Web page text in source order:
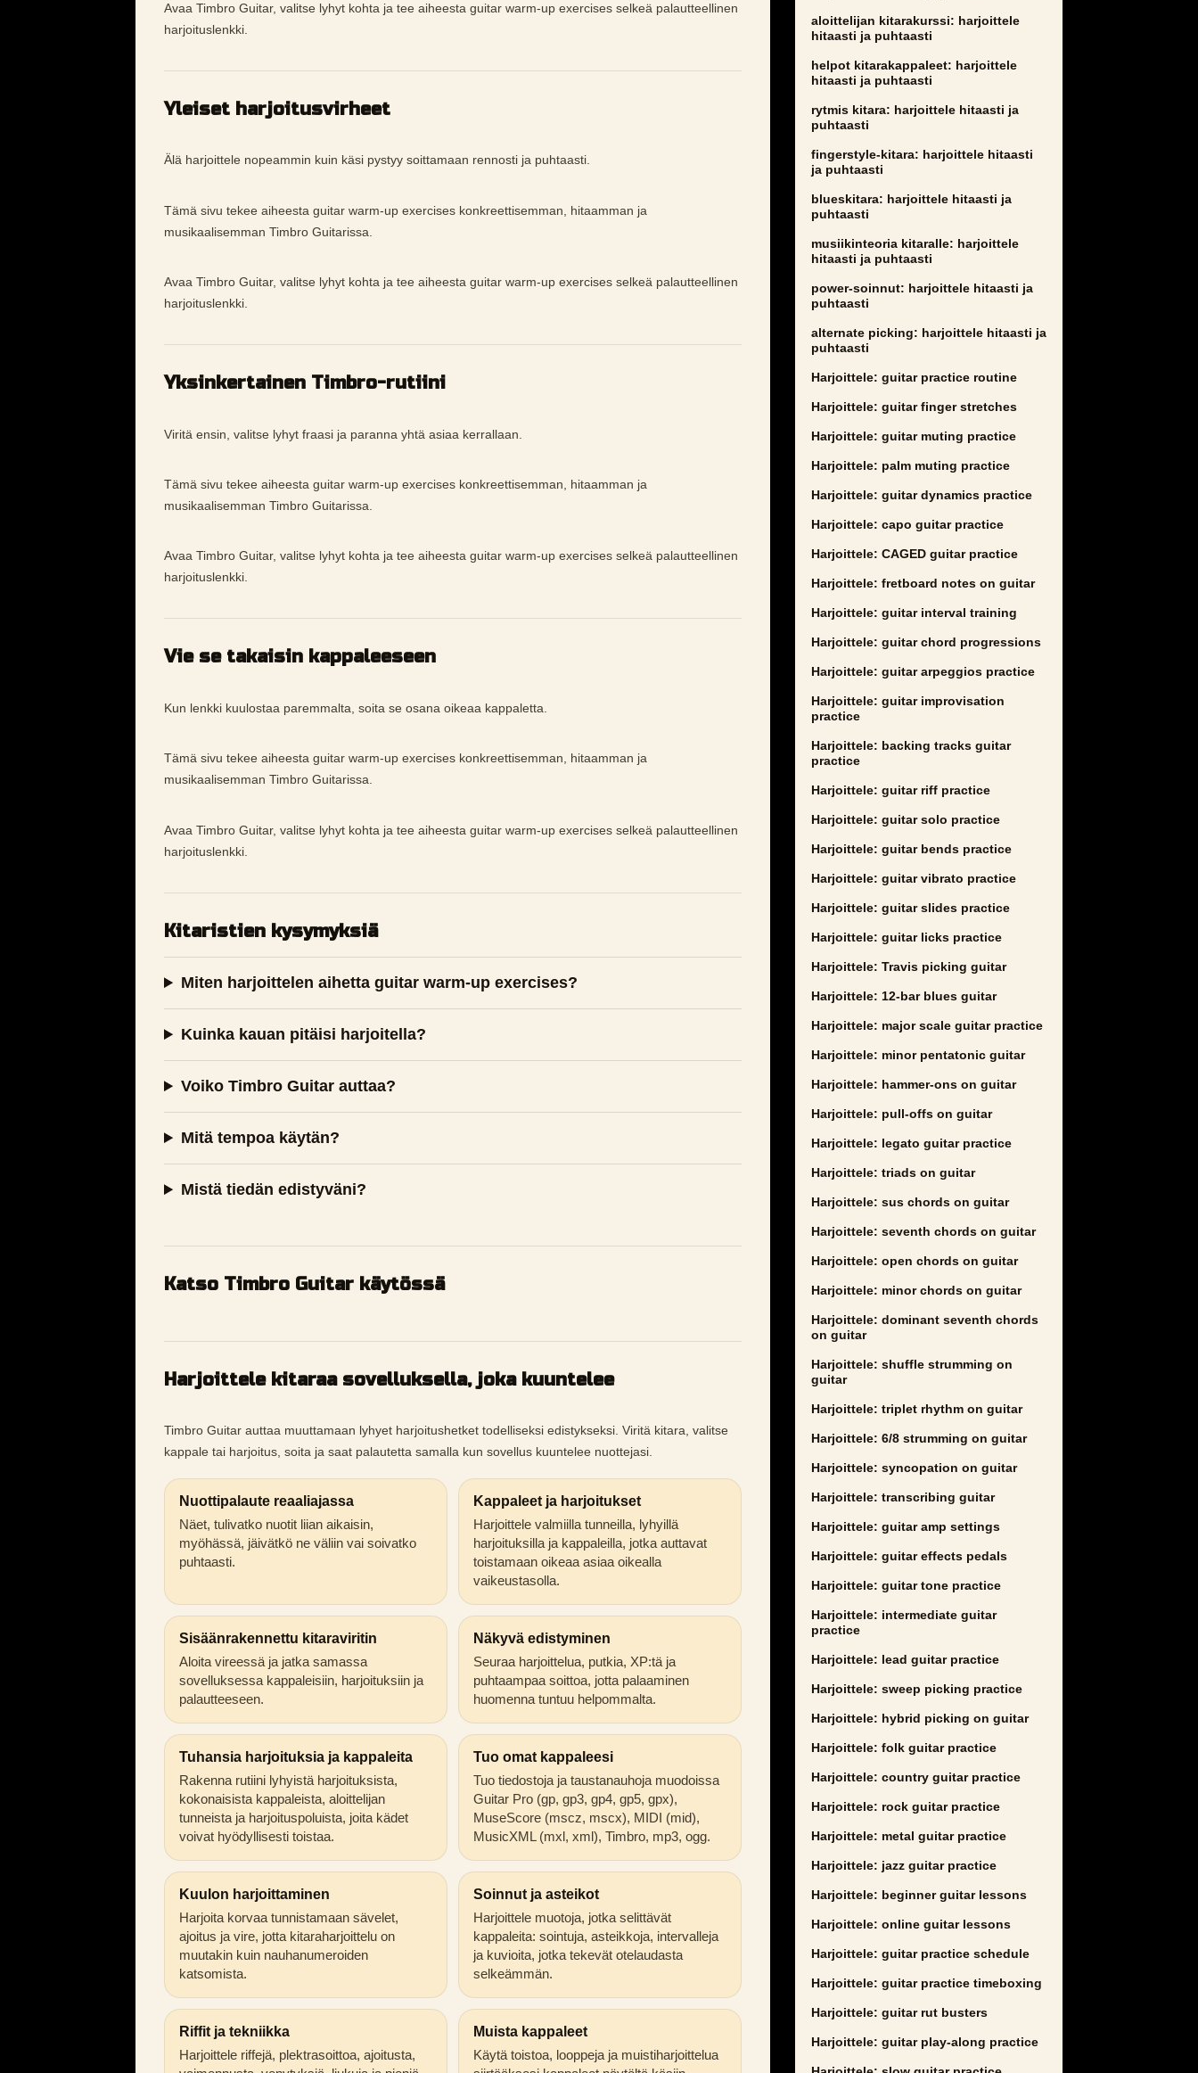
Avaa Timbro Guitar, valitse lyhyt kohta ja tee aiheesta guitar warm-up exercises selkeä palautteellinen
harjoituslenkki.
Yleiset harjoitusvirheet
Älä harjoittele nopeammin kuin käsi pystyy soittamaan rennosti ja puhtaasti.
Tämä sivu tekee aiheesta guitar warm-up exercises konkreettisemman, hitaamman ja
musikaalisemman Timbro Guitarissa.
Avaa Timbro Guitar, valitse lyhyt kohta ja tee aiheesta guitar warm-up exercises selkeä palautteellinen
harjoituslenkki.
Yksinkertainen Timbro-rutiini
Viritä ensin, valitse lyhyt fraasi ja paranna yhtä asiaa kerrallaan.
Tämä sivu tekee aiheesta guitar warm-up exercises konkreettisemman, hitaamman ja
musikaalisemman Timbro Guitarissa.
Avaa Timbro Guitar, valitse lyhyt kohta ja tee aiheesta guitar warm-up exercises selkeä palautteellinen
harjoituslenkki.
Vie se takaisin kappaleeseen
Kun lenkki kuulostaa paremmalta, soita se osana oikeaa kappaletta.
Tämä sivu tekee aiheesta guitar warm-up exercises konkreettisemman, hitaamman ja
musikaalisemman Timbro Guitarissa.
Avaa Timbro Guitar, valitse lyhyt kohta ja tee aiheesta guitar warm-up exercises selkeä palautteellinen
harjoituslenkki.
Kitaristien kysymyksiä
Miten harjoittelen aihetta guitar warm-up exercises?
Kuinka kauan pitäisi harjoitella?
Voiko Timbro Guitar auttaa?
Mitä tempoa käytän?
Mistä tiedän edistyväni?
Katso Timbro Guitar käytössä
Harjoittele kitaraa sovelluksella, joka kuuntelee
Timbro Guitar auttaa muuttamaan lyhyet harjoitushetket todelliseksi edistykseksi. Viritä kitara, valitse
kappale tai harjoitus, soita ja saat palautetta samalla kun sovellus kuuntelee nuottejasi.
Nuottipalaute reaaliajassa
Näet, tulivatko nuotit liian aikaisin,
myöhässä, jäivätkö ne väliin vai soivatko
puhtaasti.
Kappaleet ja harjoitukset
Harjoittele valmiilla tunneilla, lyhyillä
harjoituksilla ja kappaleilla, jotka auttavat
toistamaan oikeaa asiaa oikealla
vaikeustasolla.
Sisäänrakennettu kitaraviritin
Aloita vireessä ja jatka samassa
sovelluksessa kappaleisiin, harjoituksiin ja
palautteeseen.
Näkyvä edistyminen
Seuraa harjoittelua, putkia, XP:tä ja
puhtaampaa soittoa, jotta palaaminen
huomenna tuntuu helpommalta.
Tuhansia harjoituksia ja kappaleita
Rakenna rutiini lyhyistä harjoituksista,
kokonaisista kappaleista, aloittelijan
tunneista ja harjoituspoluista, joita kädet
voivat hyödyllisesti toistaa.
Tuo omat kappaleesi
Tuo tiedostoja ja taustanauhoja muodoissa
Guitar Pro (gp, gp3, gp4, gp5, gpx),
MuseScore (mscz, mscx), MIDI (mid),
MusicXML (mxl, xml), Timbro, mp3, ogg.
Kuulon harjoittaminen
Harjoita korvaa tunnistamaan sävelet,
ajoitus ja vire, jotta kitaraharjoittelu on
muutakin kuin nauhanumeroiden
katsomista.
Soinnut ja asteikot
Harjoittele muotoja, jotka selittävät
kappaleita: sointuja, asteikkoja, intervalleja
ja kuvioita, jotka tekevät otelaudasta
selkeämmän.
Riffit ja tekniikka
Harjoittele riffejä, plektrasoittoa, ajoitusta,
Muista kappaleet
Käytä toistoa, looppeja ja muistiharjoittelua
aloittelijan kitarakurssi: harjoittele
hitaasti ja puhtaasti
helpot kitarakappaleet: harjoittele
hitaasti ja puhtaasti
rytmis kitara: harjoittele hitaasti ja
puhtaasti
fingerstyle-kitara: harjoittele hitaasti
ja puhtaasti
blueskitara: harjoittele hitaasti ja
puhtaasti
musiikinteoria kitaralle: harjoittele
hitaasti ja puhtaasti
power-soinnut: harjoittele hitaasti ja
puhtaasti
alternate picking: harjoittele hitaasti ja
puhtaasti
Harjoittele: guitar practice routine
Harjoittele: guitar finger stretches
Harjoittele: guitar muting practice
Harjoittele: palm muting practice
Harjoittele: guitar dynamics practice
Harjoittele: capo guitar practice
Harjoittele: CAGED guitar practice
Harjoittele: fretboard notes on guitar
Harjoittele: guitar interval training
Harjoittele: guitar chord progressions
Harjoittele: guitar arpeggios practice
Harjoittele: guitar improvisation
practice
Harjoittele: backing tracks guitar
practice
Harjoittele: guitar riff practice
Harjoittele: guitar solo practice
Harjoittele: guitar bends practice
Harjoittele: guitar vibrato practice
Harjoittele: guitar slides practice
Harjoittele: guitar licks practice
Harjoittele: Travis picking guitar
Harjoittele: 12-bar blues guitar
Harjoittele: major scale guitar practice
Harjoittele: minor pentatonic guitar
Harjoittele: hammer-ons on guitar
Harjoittele: pull-offs on guitar
Harjoittele: legato guitar practice
Harjoittele: triads on guitar
Harjoittele: sus chords on guitar
Harjoittele: seventh chords on guitar
Harjoittele: open chords on guitar
Harjoittele: minor chords on guitar
Harjoittele: dominant seventh chords
on guitar
Harjoittele: shuffle strumming on
guitar
Harjoittele: triplet rhythm on guitar
Harjoittele: 6/8 strumming on guitar
Harjoittele: syncopation on guitar
Harjoittele: transcribing guitar
Harjoittele: guitar amp settings
Harjoittele: guitar effects pedals
Harjoittele: guitar tone practice
Harjoittele: intermediate guitar
practice
Harjoittele: lead guitar practice
Harjoittele: sweep picking practice
Harjoittele: hybrid picking on guitar
Harjoittele: folk guitar practice
Harjoittele: country guitar practice
Harjoittele: rock guitar practice
Harjoittele: metal guitar practice
Harjoittele: jazz guitar practice
Harjoittele: beginner guitar lessons
Harjoittele: online guitar lessons
Harjoittele: guitar practice schedule
Harjoittele: guitar practice timeboxing
Harjoittele: guitar rut busters
Harjoittele: guitar play-along practice